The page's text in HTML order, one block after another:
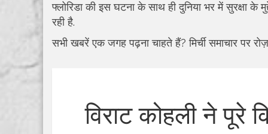
फ्लोरिडा की इस घटना के साथ ही दुनिया भर में सुरक्षा
रही है.
सभी खबरें एक जगह पढ़ना चाहते हैं? मिर्ची समाचार
विराट कोहली ने पूरे